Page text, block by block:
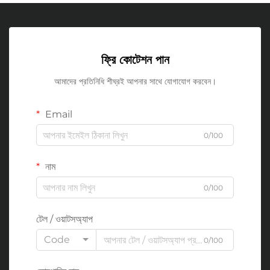
ফ্রি কোটেশন পান
আমাদের প্রতিনিধি শীঘ্রই আপনার সাথে যোগাযোগ করবেন।
Email
0/100
নাম
0/100
টেল / ওয়াটসঅ্যাপ
Code
0/100